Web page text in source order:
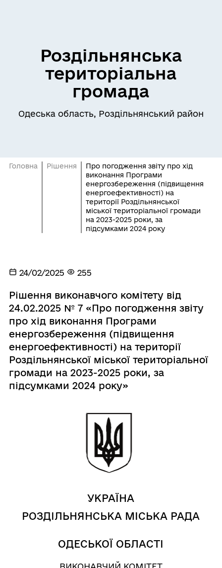
Роздільнянська
територіальна
громада
Одеська область, Роздільнянський район
Головна Рішення
Про погодження звіту про хід
виконання Програми
енергозбереження (підвищення
енергоефективності) на
території Роздільнянської
міської територіальної громади
на 2023-2025 роки, за
підсумками 2024 року
24/02/2025 255
Рішення виконавчого комітету від
24.02.2025 № 7 «Про погодження звіту
про хід виконання Програми
енергозбереження (підвищення
енергоефективності) на території
Роздільнянської міської територіальної
громади на 2023-2025 роки, за
підсумками 2024 року»
УКРАЇНА
РОЗДІЛЬНЯНСЬКА МІСЬКА РАДА
ОДЕСЬКОЇ ОБЛАСТІ
ВИКОНАВЧИЙ КОМІТЕТ